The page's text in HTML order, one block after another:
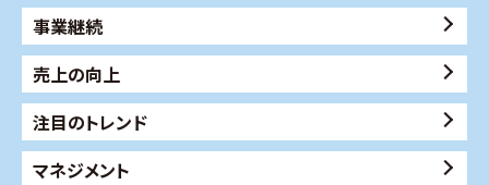
事業継続
売上の向上
注目のトレンド
マネジメント